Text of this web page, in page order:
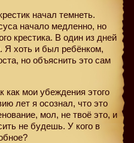
начал темнеть.
начало медленно, но
крестика. В один из дней
Я хоть и был ребёнком,
но объяснить это сам
как мои убеждения этого
лет я осознал, что это
мол, не твоё это, и
не будешь. У кого в